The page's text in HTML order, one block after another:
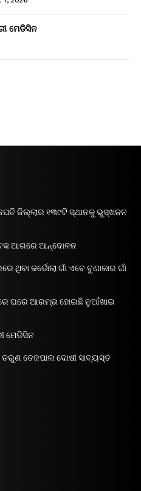
ମେଡିସିନ
ଜିଲ୍ଲାର ୧୩୯ଟି ସ୍ଥାନକୁ ଭୁସ୍ଖଳନ
ଆଗରେ ଆନ୍ଦୋଳନ
ଥିବା କର୍ଡୋଲା ଗାଁ ଏବେ ବୁଣାକାର ଗାଁ
ଘରେ ଆରମ୍ଭ ହୋଇଛି ନୁଆଁଖାଇ
ମେଡିସିନ
ତରୁଣ ତେଜପାଲ ଦୋଷୀ ସାବ୍ୟସ୍ତ